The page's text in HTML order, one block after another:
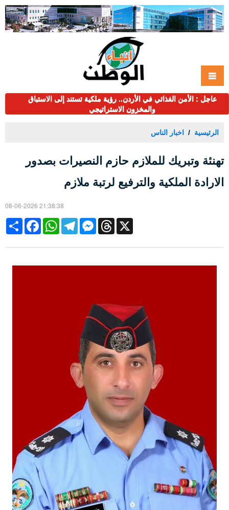
عاجل : الأمن الغذائي في الأردن.. رؤية ملكية تستند إلى الاستباق
والمخزون الاستراتيجي
الرئيسية اخبار الناس
تهنئة وتبريك للملازم حازم النصيرات بصدور
الارادة الملكية والترفيع لرتبة ملازم
08-06-2026 21:38:38
Share
FacebookWhatsAppTelegramMessengerThreads X